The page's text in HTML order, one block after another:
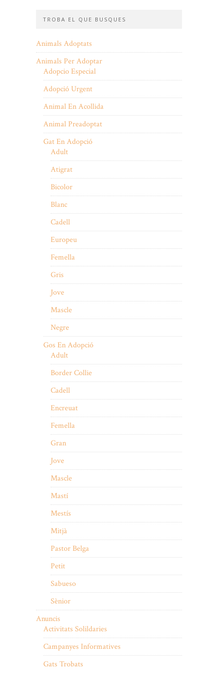
TROBA EL QUE BUSQUES
Animals Adoptats
Animals Per Adoptar
Adopcio Especial
Adopció Urgent
Animal En Acollida
Animal Preadoptat
Gat En Adopció
Adult
Atigrat
Bicolor
Blanc
Cadell
Europeu
Femella
Gris
Jove
Mascle
Negre
Gos En Adopció
Adult
Border Collie
Cadell
Encreuat
Femella
Gran
Jove
Mascle
Mastí
Mestís
Mitjà
Pastor Belga
Petit
Sabueso
Sènior
Anuncis
Activitats Solildaries
Campanyes Informatives
Gats Trobats